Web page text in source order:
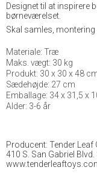
Designet til at inspirere
børneværelset.
Skal samles, montering
Materiale: Træ
Maks. vægt: 30 kg
Produkt: 30 x 30 x 48
Sædehøjde: 27 cm
Emballage: 34 x 31,5 x
Alder: 3-6 år
Producent: Tender Leaf
410 S. San Gabriel